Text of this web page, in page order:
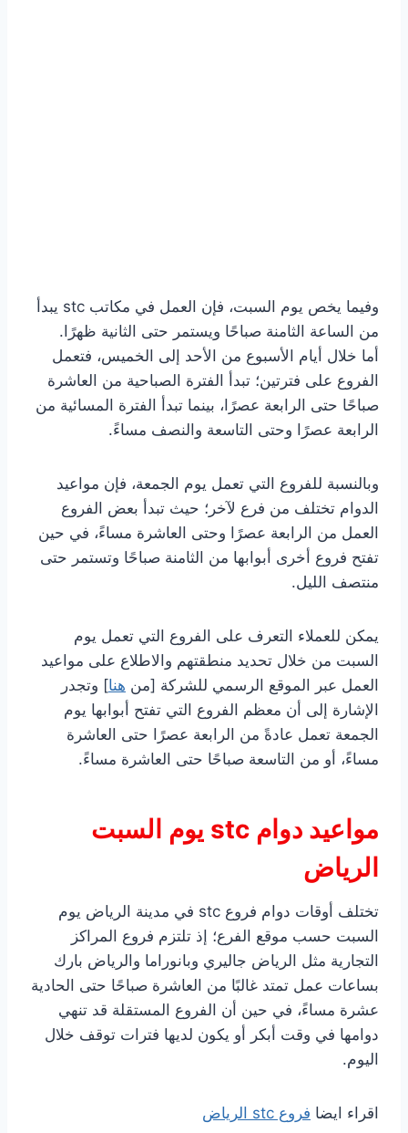
وفيما يخص يوم السبت، فإن العمل في مكاتب stc يبدأ
من الساعة الثامنة صباحًا ويستمر حتى الثانية ظهرًا.
أما خلال أيام الأسبوع من الأحد إلى الخميس، فتعمل
الفروع على فترتين؛ تبدأ الفترة الصباحية من العاشرة
صباحًا حتى الرابعة عصرًا، بينما تبدأ الفترة المسائية من
الرابعة عصرًا وحتى التاسعة والنصف مساءً.
وبالنسبة للفروع التي تعمل يوم الجمعة، فإن مواعيد
الدوام تختلف من فرع لآخر؛ حيث تبدأ بعض الفروع
العمل من الرابعة عصرًا وحتى العاشرة مساءً، في حين
تفتح فروع أخرى أبوابها من الثامنة صباحًا وتستمر حتى
منتصف الليل.
يمكن للعملاء التعرف على الفروع التي تعمل يوم
السبت من خلال تحديد منطقتهم والاطلاع على مواعيد
العمل عبر الموقع الرسمي للشركة [من هنا] وتجدر
الإشارة إلى أن معظم الفروع التي تفتح أبوابها يوم
الجمعة تعمل عادةً من الرابعة عصرًا حتى العاشرة
مساءً، أو من التاسعة صباحًا حتى العاشرة مساءً.
مواعيد دوام stc يوم السبت
الرياض
تختلف أوقات دوام فروع stc في مدينة الرياض يوم
السبت حسب موقع الفرع؛ إذ تلتزم فروع المراكز
التجارية مثل الرياض جاليري وبانوراما والرياض بارك
بساعات عمل تمتد غالبًا من العاشرة صباحًا حتى الحادية
عشرة مساءً، في حين أن الفروع المستقلة قد تنهي
دوامها في وقت أبكر أو يكون لديها فترات توقف خلال
اليوم.
اقراء ايضا فروع stc الرياض